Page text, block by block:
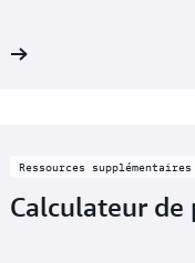
Ressources supplémentaires
Calculateur de